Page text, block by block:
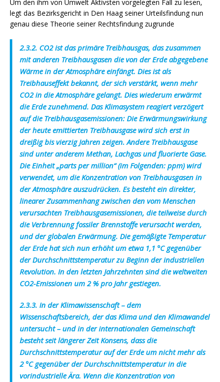
Um den ihm von Umwelt Aktivsten vorgelegten Fall zu lesen,
legt das Bezirksgericht in Den Haag seiner Urteilsfindung nun
genau diese Theorie seiner Rechtsfindung zugrunde
2.3.2. CO2 ist das primäre Treibhausgas, das zusammen
mit anderen Treibhausgasen die von der Erde abgegebene
Wärme in der Atmosphäre einfängt. Dies ist als
Treibhauseffekt bekannt, der sich verstärkt, wenn mehr
CO2 in die Atmosphäre gelangt. Dies wiederum erwärmt
die Erde zunehmend. Das Klimasystem reagiert verzögert
auf die Treibhausgasemissionen: Die Erwärmungswirkung
der heute emittierten Treibhausgase wird sich erst in
dreißig bis vierzig Jahren zeigen. Andere Treibhausgase
sind unter anderem Methan, Lachgas und fluorierte Gase.
Die Einheit „parts per million“ (im Folgenden: ppm) wird
verwendet, um die Konzentration von Treibhausgasen in
der Atmosphäre auszudrücken. Es besteht ein direkter,
linearer Zusammenhang zwischen den vom Menschen
verursachten Treibhausgasemissionen, die teilweise durch
die Verbrennung fossiler Brennstoffe verursacht werden,
und der globalen Erwärmung. Die gemäßigte Temperatur
der Erde hat sich nun erhöht um etwa 1,1 °C gegenüber
der Durchschnittstemperatur zu Beginn der industriellen
Revolution. In den letzten Jahrzehnten sind die weltweiten
CO2-Emissionen um 2 % pro Jahr gestiegen.
2.3.3. In der Klimawissenschaft – dem
Wissenschaftsbereich, der das Klima und den Klimawandel
untersucht – und in der internationalen Gemeinschaft
besteht seit längerer Zeit Konsens, dass die
Durchschnittstemperatur auf der Erde um nicht mehr als
2 °C gegenüber der Durchschnittstemperatur in die
vorindustrielle Ära. Wenn die Konzentration von